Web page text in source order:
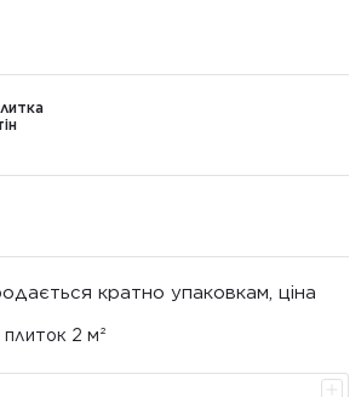
кратно упаковкам, ціна
плиток 2 м²